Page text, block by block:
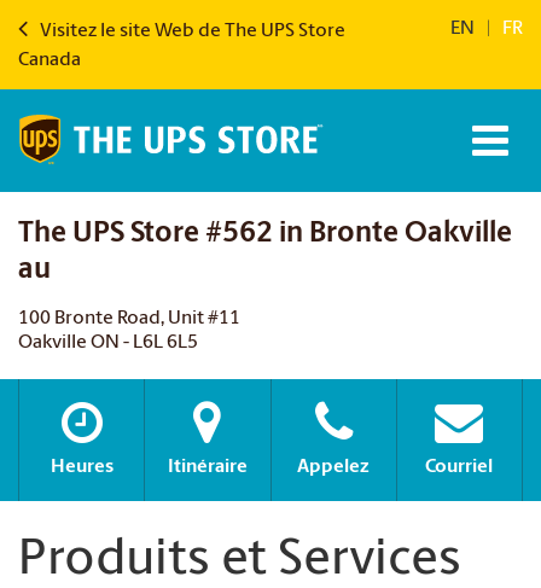
Visitez le site Web de The UPS Store
Canada
EN FR
The UPS Store #562 in Bronte Oakville
au
100 Bronte Road, Unit #11
Oakville ON - L6L 6L5
Heures Itinéraire Appelez Courriel
Produits et Services